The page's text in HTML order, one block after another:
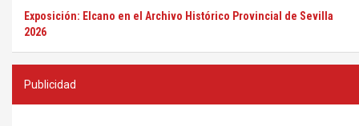
Exposición: Elcano en el Archivo Histórico Provincial de Sevilla
2026
Publicidad